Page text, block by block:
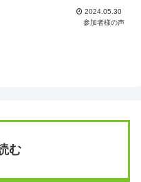
2024.05.30
参加者様の声
む